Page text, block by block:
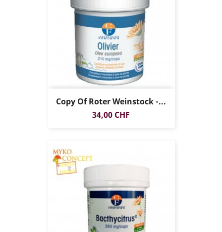
Copy Of Roter Weinstock -...
Preis
34,00 CHF